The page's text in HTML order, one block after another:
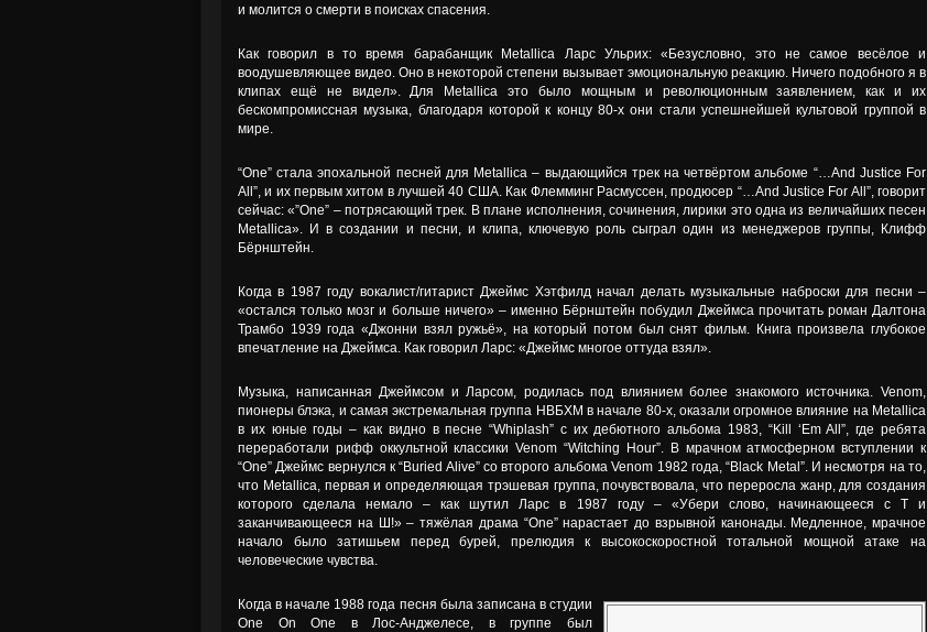
и молится о смерти в поисках спасения.
Как говорил в то время барабанщик Metallica Ларс Ульрих: «Безусловно, это не самое весёлое и
воодушевляющее видео. Оно в некоторой степени вызывает эмоциональную реакцию. Ничего подобного я в
клипах ещё не видел». Для Metallica это было мощным и революционным заявлением, как и их
бескомпромиссная музыка, благодаря которой к концу 80-х они стали успешнейшей культовой группой в
мире.
“One” стала эпохальной песней для Metallica – выдающийся трек на четвёртом альбоме “…And Justice For
All”, и их первым хитом в лучшей 40 США. Как Флемминг Расмуссен, продюсер “…And Justice For All”, говорит
сейчас: «”One” – потрясающий трек. В плане исполнения, сочинения, лирики это одна из величайших песен
Metallica». И в создании и песни, и клипа, ключевую роль сыграл один из менеджеров группы, Клифф
Бёрнштейн.
Когда в 1987 году вокалист/гитарист Джеймс Хэтфилд начал делать музыкальные наброски для песни –
«остался только мозг и больше ничего» – именно Бёрнштейн побудил Джеймса прочитать роман Далтона
Трамбо 1939 года «Джонни взял ружьё», на который потом был снят фильм. Книга произвела глубокое
впечатление на Джеймса. Как говорил Ларс: «Джеймс многое оттуда взял».
Музыка, написанная Джеймсом и Ларсом, родилась под влиянием более знакомого источника. Venom,
пионеры блэка, и самая экстремальная группа НВБХМ в начале 80-х, оказали огромное влияние на Metallica
в их юные годы – как видно в песне “Whiplash” с их дебютного альбома 1983, “Kill ‘Em All”, где ребята
переработали рифф оккультной классики Venom “Witching Hour”. В мрачном атмосферном вступлении к
“One” Джеймс вернулся к “Buried Alive” со второго альбома Venom 1982 года, “Black Metal”. И несмотря на то,
что Metallica, первая и определяющая трэшевая группа, почувствовала, что переросла жанр, для создания
которого сделала немало – как шутил Ларс в 1987 году – «Убери слово, начинающееся с T и
заканчивающееся на Ш!» – тяжёлая драма “One” нарастает до взрывной канонады. Медленное, мрачное
начало было затишьем перед бурей, прелюдия к высокоскоростной тотальной мощной атаке на
человеческие чувства.
Когда в начале 1988 года песня была записана в студии
One On One в Лос-Анджелесе, в группе был